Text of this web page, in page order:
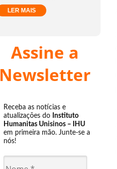
LER MAIS
Assine a
Newsletter
Receba as notícias e
atualizações do Instituto
Humanitas Unisinos – IHU
em primeira mão. Junte-se a
nós!